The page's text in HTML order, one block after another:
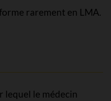
rarement en LMA.
lequel le médecin